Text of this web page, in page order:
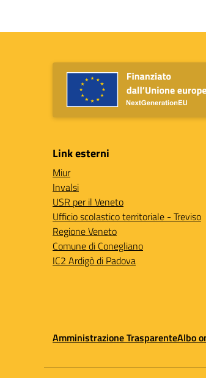
Link esterni
Miur
Invalsi
USR per il Veneto
Ufficio scolastico territoriale - Treviso
Regione Veneto
Comune di Conegliano
IC2 Ardigò di Padova
Amministrazione TrasparenteAlbo